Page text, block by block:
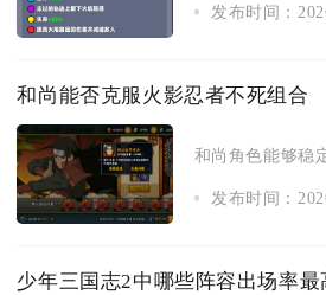
发布时间：
和尚能否克服火影忍者不死组合
和尚角色能够稳
发布时间：
少年三国志2中哪些阵容出场率最